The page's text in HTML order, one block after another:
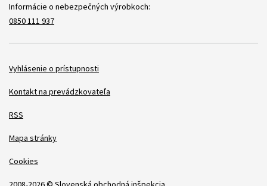
Informácie o nebezpečných výrobkoch:
0850 111 937
Položky
Vyhlásenie o prístupnosti
Kontakt na prevádzkovateľa
RSS
Mapa stránky
Cookies